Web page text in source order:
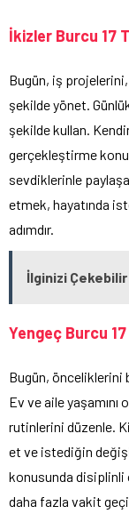
İkizler Burcu 17
Bugün, iş
şekilde yönet.
şekilde kullan.
gerçekleştirme
sevdiklerinle
etmek, hayatında
adımdır.
İlginizi Çekebilir
Yengeç Burcu
Bugün, önceliklerini
Ev ve aile
rutinlerini düzenle.
et ve istediğin
konusunda disiplinli
daha fazla vakit